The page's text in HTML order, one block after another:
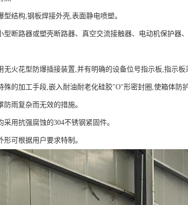
型结构,钢板焊接外壳,表面静电喷塑。
型断路器或塑壳断路器、真空交流接触器、电动机保护器
无火花型防爆插接装置,并有明确的设备位号指示板,指示
殊的加工手段,嵌入耐油耐老化硅胶"O"形密封圈,使箱体防
防雨复杂而无效的措施。
采用抗强腐蚀的304不锈钢紧固件。
形可根据用户要求特制。